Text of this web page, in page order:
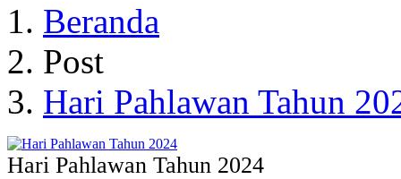
Beranda
Post
Hari Pahlawan Tahun
Hari Pahlawan Tahun 2024